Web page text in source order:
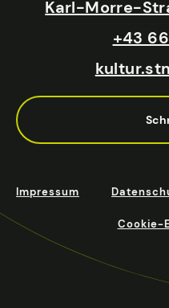
Karl-Morre-
+43
Impressum
Cookie-